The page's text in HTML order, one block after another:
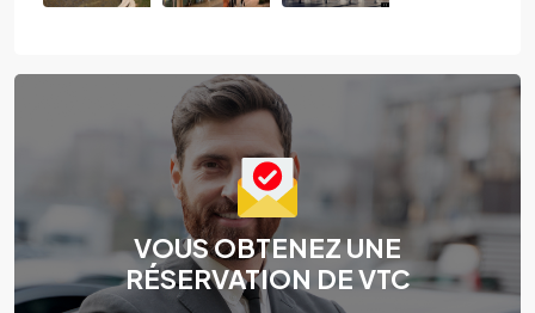
VOUS OBTENEZ UNE
RÉSERVATION DE VTC